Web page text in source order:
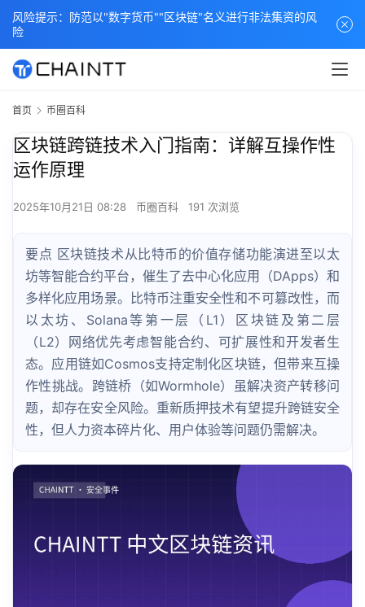
首页 币圈百科
区块链跨链技术入门指南：详解互操作性
运作原理
2025年10月21日 08:28 币圈百科 191 次浏览
要点 区块链技术从比特币的价值存储功能演进至以太
坊等智能合约平台，催生了去中心化应用（DApps）和
多样化应用场景。比特币注重安全性和不可篡改性，而
以太坊、Solana等第一层（L1）区块链及第二层
（L2）网络优先考虑智能合约、可扩展性和开发者生
态。应用链如Cosmos支持定制化区块链，但带来互操
作性挑战。跨链桥（如Wormhole）虽解决资产转移问
题，却存在安全风险。重新质押技术有望提升跨链安全
性，但人力资本碎片化、用户体验等问题仍需解决。
风险提示：防范以"数字货币""区块链"名义进行非法集资的风
险